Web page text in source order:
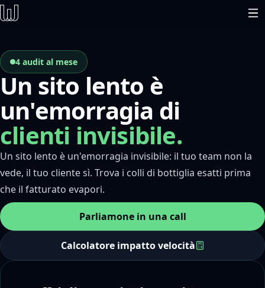
4 audit al mese
Un sito lento è
un'emorragia di
clienti invisibile.
Un sito lento è un'emorragia invisibile: il tuo team non la
vede, il tuo cliente sì. Trova i colli di bottiglia esatti prima
che il fatturato evapori.
Parliamone in una call
Calcolatore impatto velocità